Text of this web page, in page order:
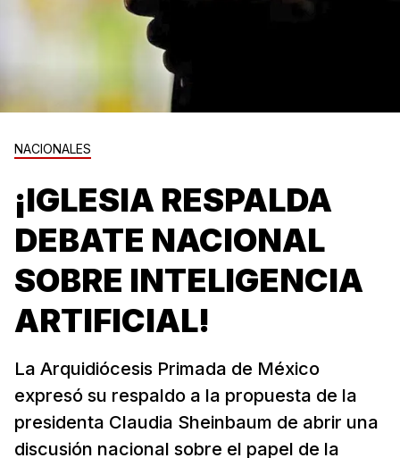
NACIONALES
¡IGLESIA RESPALDA
DEBATE NACIONAL
SOBRE INTELIGENCIA
ARTIFICIAL!
La Arquidiócesis Primada de México
expresó su respaldo a la propuesta de la
presidenta Claudia Sheinbaum de abrir una
discusión nacional sobre el papel de la